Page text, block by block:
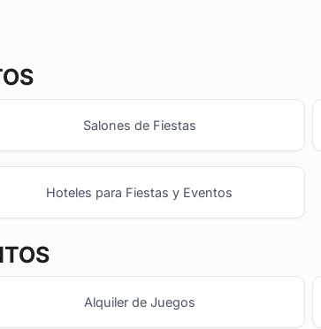
Salones de Fiestas
Hoteles para Fiestas y Eventos
Alquiler de Juegos